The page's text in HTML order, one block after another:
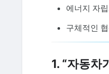
에너지 자
구체적인
1. “자동차